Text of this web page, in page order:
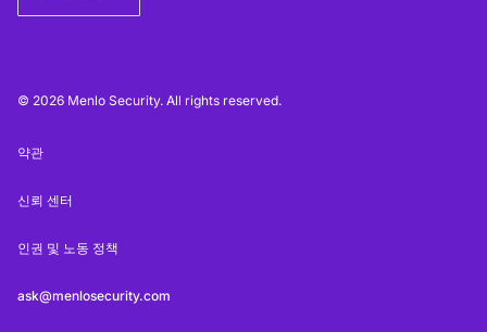
© 2026 Menlo Security. All rights reserved.
약관
신뢰 센터
인권 및 노동 정책
ask@menlosecurity.com